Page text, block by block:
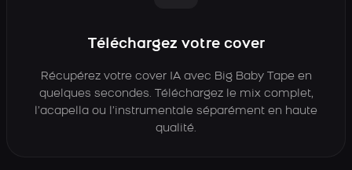
Téléchargez votre cover
Récupérez votre cover IA avec Big Baby Tape en
quelques secondes. Téléchargez le mix complet,
l’acapella ou l’instrumentale séparément en haute
qualité.